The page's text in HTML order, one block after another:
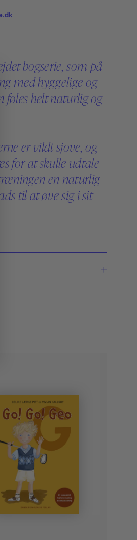
bogserie, som på
med hyggelige og
føles helt naturlig og
er vildt sjove, og
for at skulle udtale
en naturlig
til at øve sig i sit
og forældre.